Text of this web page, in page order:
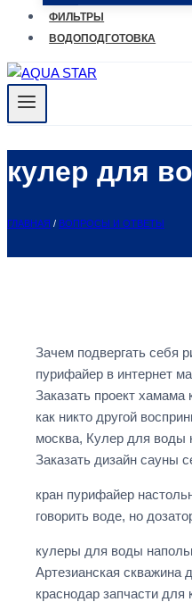
ФИЛЬТРЫ
ВОДОПОДГОТОВКА
кулер для
ГЛАВНАЯ / ВОПРОСЫ И ОТВЕТЫ
Зачем подвергать себя
пурифайер в интернет
Заказать проект
как никто другой
москва, Кулер для воды
Заказать дизайн сауны
кран пурифайер
говорить воде, но
кулеры для воды
Артезианская скважина
краснодар запчасти